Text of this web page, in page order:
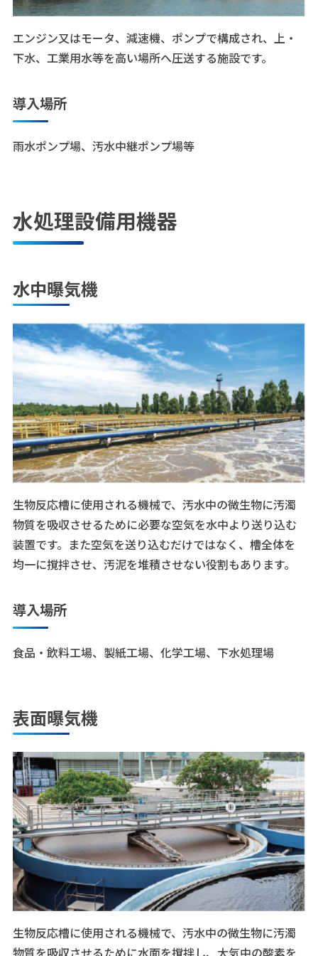
エンジン又はモータ、減速機、ポンプで構成され、上・
下水、工業用水等を高い場所へ圧送する施設です。
導入場所
雨水ポンプ場、汚水中継ポンプ場等
水処理設備用機器
水中曝気機
生物反応槽に使用される機械で、汚水中の微生物に汚濁
物質を吸収させるために必要な空気を水中より送り込む
装置です。また空気を送り込むだけではなく、槽全体を
均一に撹拌させ、汚泥を堆積させない役割もあります。
導入場所
食品・飲料工場、製紙工場、化学工場、下水処理場
表面曝気機
生物反応槽に使用される機械で、汚水中の微生物に汚濁
物質を吸収させるために水面を撹拌し、大気中の酸素を